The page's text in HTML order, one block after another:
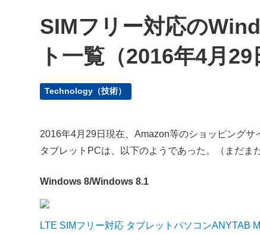
SIMフリー対応の
ト一覧（2016年4月29
Technology（技術）
2016年4月29日現在、Amazon等のショッピング
タブレットPCは、以下のようであった。（まだま
Windows 8/Windows 8.1
LTE SIMフリー対応 タブレットパソコンANYTAB